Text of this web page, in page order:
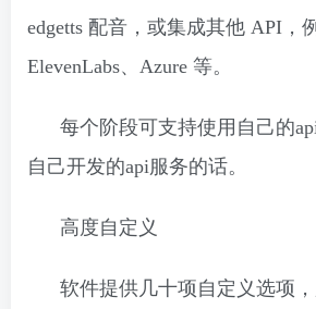
edgetts 配音，或集成其他 API，
ElevenLabs、Azure 等。
每个阶段可支持使用自己的
自己开发的api服务的话。
高度自定义
软件提供几十项自定义选项